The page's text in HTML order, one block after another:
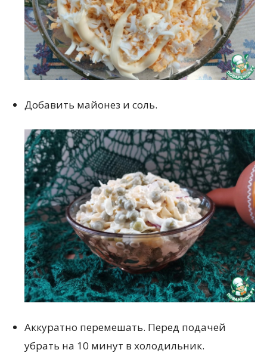
Добавить майонез и соль.
Аккуратно перемешать. Перед подачей
убрать на 10 минут в холодильник.